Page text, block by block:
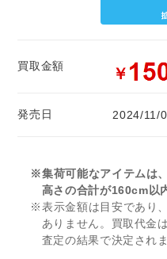
買取金額 ￥
発売日 2024/11/
※集荷可能なアイテムは
高さの合計が160cm以
※表示金額は目安であり
ありません。買取代金
査定の結果で決定されま